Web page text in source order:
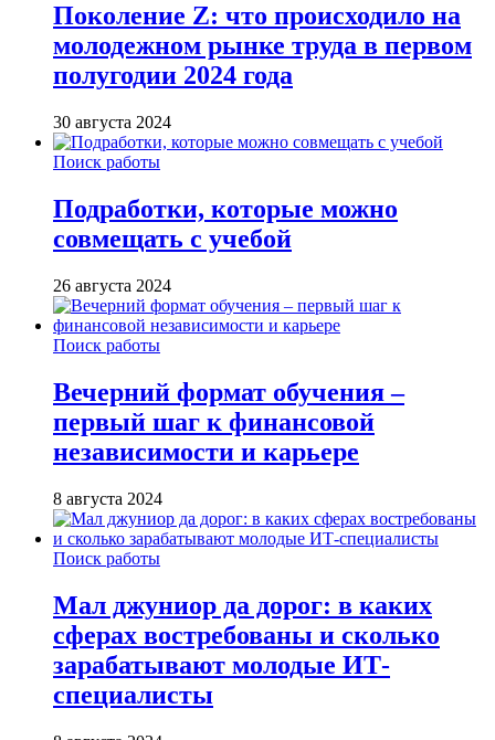
Поколение Z: что происходило на
молодежном рынке труда в первом
полугодии 2024 года
30 августа 2024
Поиск работы
Подработки, которые можно
совмещать с учебой
26 августа 2024
Поиск работы
Вечерний формат обучения –
первый шаг к финансовой
независимости и карьере
8 августа 2024
Поиск работы
Мал джуниор да дорог: в каких
сферах востребованы и сколько
зарабатывают молодые ИТ-
специалисты